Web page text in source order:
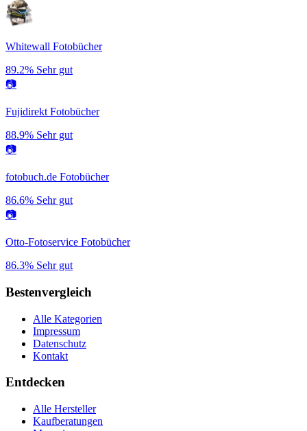
Whitewall Fotobücher
89.2% Sehr gut
📷
Fujidirekt Fotobücher
88.9% Sehr gut
📷
fotobuch.de Fotobücher
86.6% Sehr gut
📷
Otto-Fotoservice Fotobücher
86.3% Sehr gut
Bestenvergleich
Alle Kategorien
Impressum
Datenschutz
Kontakt
Entdecken
Alle Hersteller
Kaufberatungen